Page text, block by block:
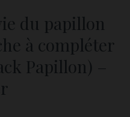
du papillon
à compléter
Papillon) –